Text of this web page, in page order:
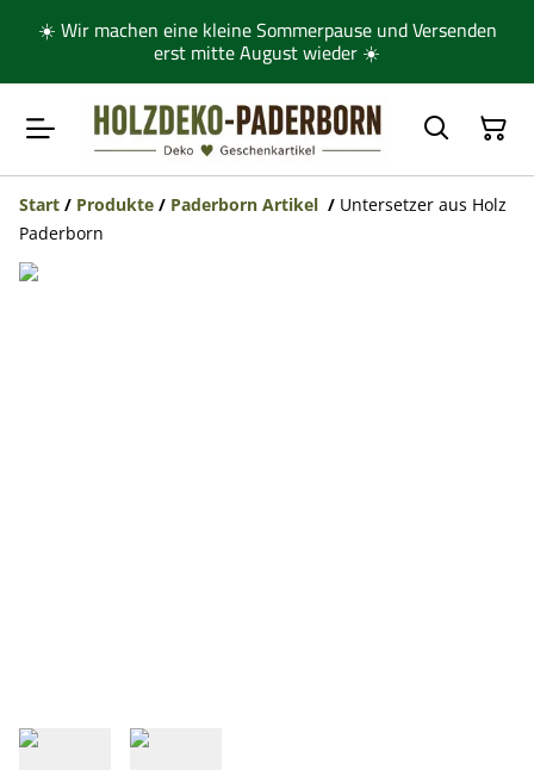
☀️ Wir machen eine kleine Sommerpause und Versenden
erst mitte August wieder ☀️
Start / Produkte / Paderborn Artikel / Untersetzer aus Holz
Paderborn